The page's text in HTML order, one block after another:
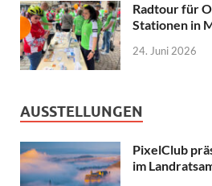
Radtour für
Stationen in
24. Juni 2026
AUSSTELLUNGEN
PixelClub
im